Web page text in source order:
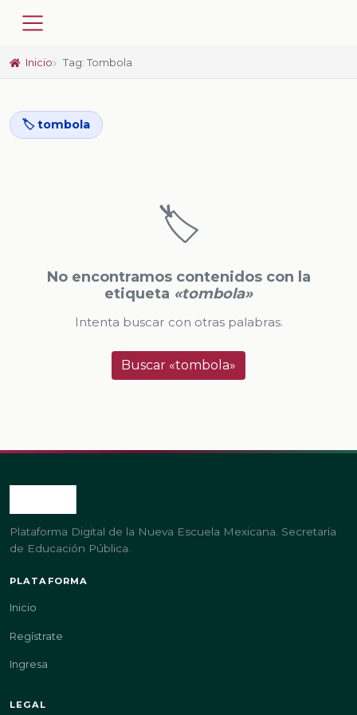
Inicio Tag: Tombola
🏷️ tombola
🏷️
No encontramos contenidos con la
etiqueta «tombola»
Intenta buscar con otras palabras.
Buscar «tombola»
Plataforma Digital de la Nueva Escuela Mexicana. Secretaría
de Educación Pública.
PLATAFORMA
Inicio
Regístrate
Ingresa
LEGAL